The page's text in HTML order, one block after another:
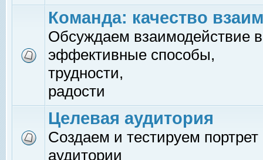
Команда: качество
Обсуждаем взаимодействие
эффективные способы,
трудности,
радости
Целевая аудитория
Создаем и тестируем
аудитории